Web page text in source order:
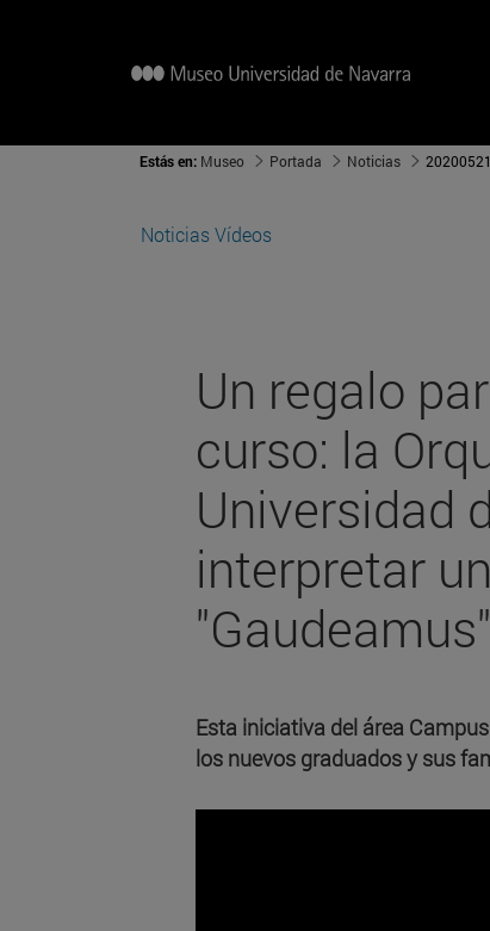
Estás en: Museo Portada Noticias
Noticias Vídeos
Un regalo
curso: la
Universidad
interpretar
"Gaudeamus"
Esta iniciativa del área
los nuevos graduados y sus